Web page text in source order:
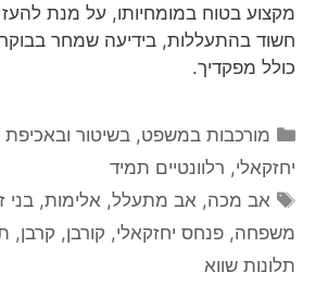
מקצוע בטוח במומחיותו, על מנת להעז
חשוד בהתעללות, בידיעה שמחר בבוקר
כולל מפקדיך.
קטגוריות
מורכבות במשפט, בשיטור ובאכיפת
יחזקאלי, רלוונטיים תמיד
תגיות
אב מכה, אב מתעלל, אלימות,בני
משפחה, פנחס יחזקאלי, קורבן, קרבן,
תלונות שווא